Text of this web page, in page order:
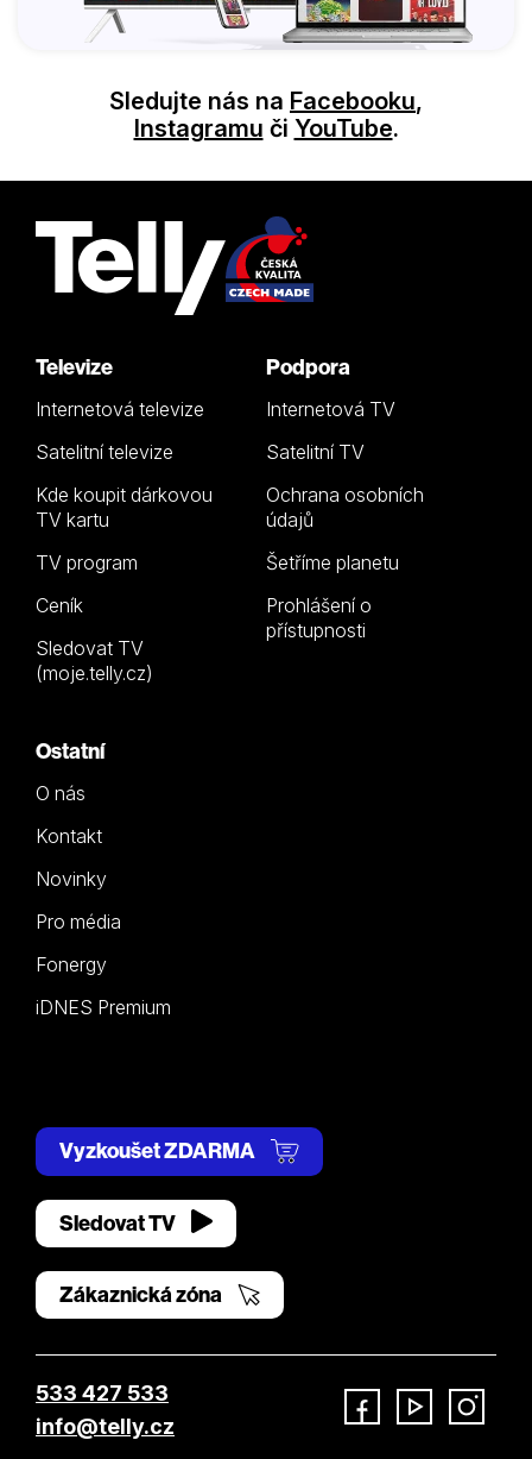
Sledujte nás na Facebooku,
Instagramu či YouTube.
Televize
Internetová televize
Satelitní televize
Kde koupit dárkovou
TV kartu
TV program
Ceník
Sledovat TV
(moje.telly.cz)
Podpora
Internetová TV
Satelitní TV
Ochrana osobních
údajů
Šetříme planetu
Prohlášení o
přístupnosti
Ostatní
O nás
Kontakt
Novinky
Pro média
Fonergy
iDNES Premium
Vyzkoušet ZDARMA
Sledovat TV
Zákaznická zóna
533 427 533
info@telly.cz